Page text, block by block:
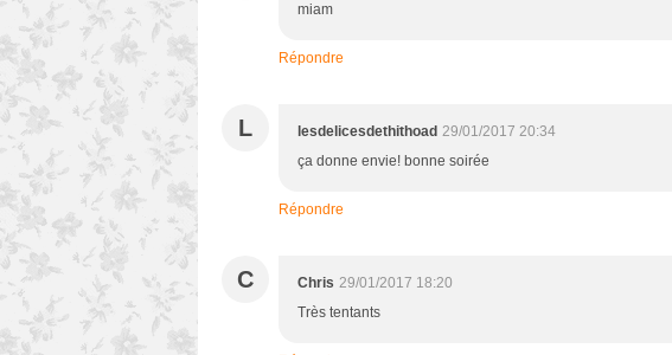
miam
Répondre
L lesdelicesdethithoad 29/01/2017 20:34
ça donne envie! bonne soirée
Répondre
C Chris 29/01/2017 18:20
Très tentants